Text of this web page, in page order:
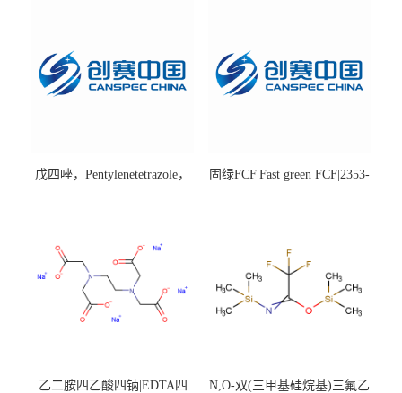
戊四唑，Pentylenetetrazole，
固绿FCF|Fast green FCF|2353-
乙二胺四乙酸四钠|EDTA四
N,O-双(三甲基硅烷基)三氟乙